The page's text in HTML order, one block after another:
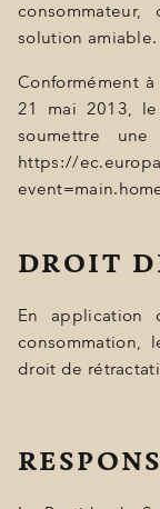
solution amiable.
Conformément
21 mai 2013,
soumettre
https://
DROIT
En
consommation,
droit de